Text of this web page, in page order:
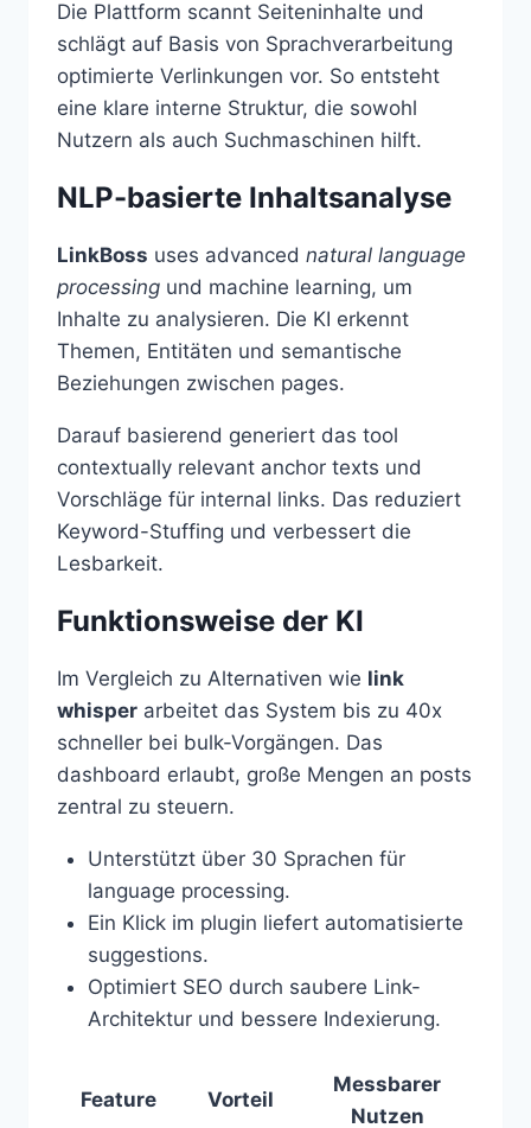
Die Plattform scannt Seiteninhalte und
schlägt auf Basis von Sprachverarbeitung
optimierte Verlinkungen vor. So entsteht
eine klare interne Struktur, die sowohl
Nutzern als auch Suchmaschinen hilft.
NLP-basierte Inhaltsanalyse
LinkBoss uses advanced natural language
processing und machine learning, um
Inhalte zu analysieren. Die KI erkennt
Themen, Entitäten und semantische
Beziehungen zwischen pages.
Darauf basierend generiert das tool
contextually relevant anchor texts und
Vorschläge für internal links. Das reduziert
Keyword-Stuffing und verbessert die
Lesbarkeit.
Funktionsweise der KI
Im Vergleich zu Alternativen wie link
whisper arbeitet das System bis zu 40x
schneller bei bulk-Vorgängen. Das
dashboard erlaubt, große Mengen an posts
zentral zu steuern.
Unterstützt über 30 Sprachen für
language processing.
Ein Klick im plugin liefert automatisierte
suggestions.
Optimiert SEO durch saubere Link-
Architektur und bessere Indexierung.
Feature Vorteil
Messbarer
Nutzen